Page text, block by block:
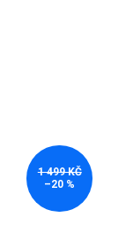
1 499 KČ
–20 %